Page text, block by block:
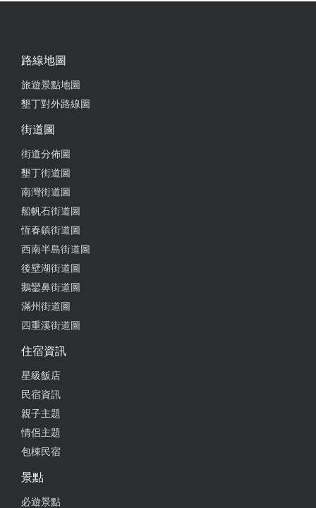
吃點甜點洗一下嘴巴味道～ 記得一定要加辣油好嗎！
這次點的是紅燒牛肉麵 一點點微辣 清爽好喝 牛肉和
牛筋不會過度軟爛 最棒的是 喝完湯後 把麵留下來加
店家自製辣油 巨香巨好吃 不會過辣
20140915吃過一堆麵店，這家的牛肉麵真的好吃
吃剛剛好，湯頭及小菜品質一級棒！
路線地圖
旅遊景點地圖
墾丁對外路線圖
街道圖
街道分佈圖
墾丁街道圖
南灣街道圖
船帆石街道圖
恆春鎮街道圖
西南半島街道圖
後壁湖街道圖
鵝鑾鼻街道圖
滿州街道圖
四重溪街道圖
住宿資訊
星級飯店
民宿資訊
親子主題
情侶主題
包棟民宿
景點
必遊景點